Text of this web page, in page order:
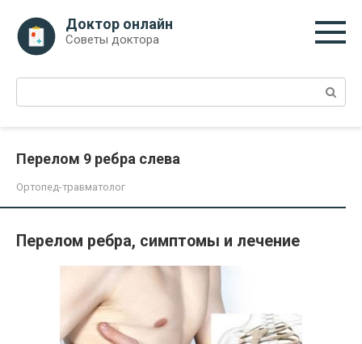
контенту
Доктор онлайн
Советы доктора
Поиск:
Перелом 9 ребра слева
Ортопед-травматолог
Перелом ребра, симптомы и лечение